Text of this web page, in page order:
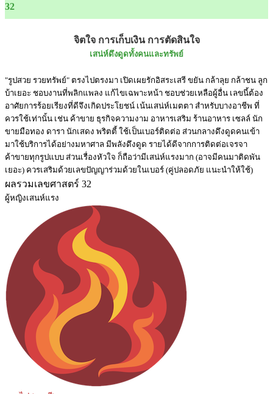
32
จิตใจ การเก็บเงิน การตัดสินใจ
เสน่ห์ดึงดูดทั้งคนและทรัพย์
"รูปสวย รวยทรัพย์" ตรงไปตรงมา เปิดเผยรักอิสระเสรี ขยัน กล้าลุย กล้าชน ลูก
บ้าเยอะ ชอบงานที่พลิกแพลง แก้ไขเฉพาะหน้า ชอบช่วยเหลือผู้อื่น เลขนี้ต้อง
อาศัยการร้อยเรียงที่ดีจึงเกิดประโยชน์ เน้นเสน่ห์เมตตา สำหรับบางอาชีพ ที่
ควรใช้เท่านั้น เช่น ค้าขาย ธุรกิจความงาม อาหารเสริม ร้านอาหาร เซลล์ นัก
ขายมือทอง ดารา นักเสดง พริตตี้ ใช้เป็นเบอร์ติดต่อ ส่วนกลางดึงดูดคนเข้า
มาใช้บริการได้อย่างมหาศาล มีพลังดึงดูด รายได้ดีจากการติดต่อเจรจา
ค้าขายทุกรูปแบบ ส่วนเรื่องหัวใจ ก็ถือว่ามีเสน่ห์แรงมาก (อาจมีคนมาติดพัน
เยอะ) ควรเสริมด้วยเลขปัญญาร่วมด้วยในเบอร์ (คู่ปลอดภัย แนะนำให้ใช้)
ผลรวมเลขศาสตร์ 32
ผู้หญิงเสนห์แรง